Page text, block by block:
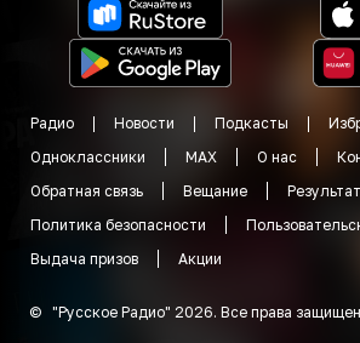
Радио Новости Подкасты
Одноклассники
MAX О нас
Обратная связь
Вещание
Политика безопасности
Выдача призов
Акции
© "Русское Радио" 2026. Все права